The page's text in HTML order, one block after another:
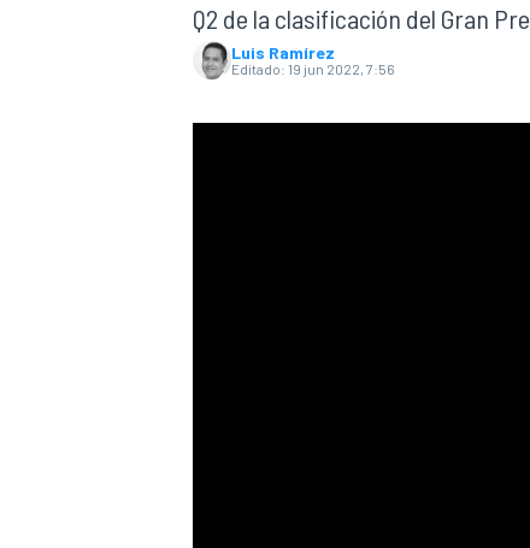
Q2 de la clasificación del Gran
Luis Ramírez
Editado: 19 jun 2022, 7:56